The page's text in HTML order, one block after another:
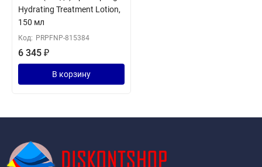
Hydrating Treatment Lotion,
150 мл
Код: PRPFNP-815384
6 345 ₽
В корзину